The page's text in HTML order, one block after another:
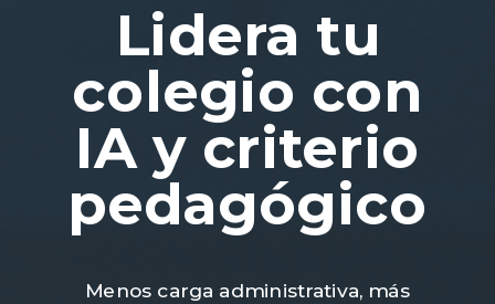
Lidera tu
colegio con
IA y criterio
pedagógico
Menos carga administrativa, más